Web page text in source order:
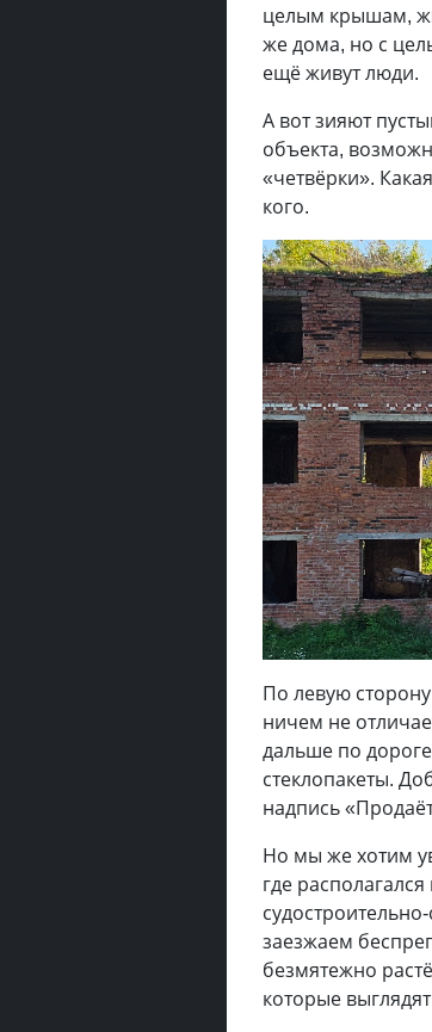
целым крышам,
же дома, но с
ещё живут люди.
А вот зияют
объекта,
«четвёрки».
кого.
По левую
ничем не
дальше по
стеклопакеты.
надпись
Но мы же хотим
где
заезжаем
безмятежно
которые